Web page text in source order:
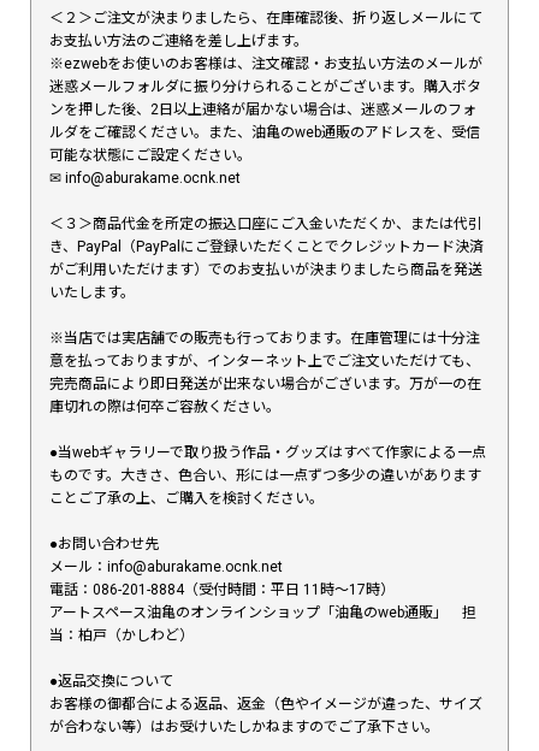
＜２＞ご注文が決まりましたら、在庫確認後、折り返しメールにて
お支払い方法のご連絡を差し上げます。
※ezwebをお使いのお客様は、注文確認・お支払い方法のメールが
迷惑メールフォルダに振り分けられることがございます。購入ボタ
ンを押した後、2日以上連絡が届かない場合は、迷惑メールのフォ
ルダをご確認ください。また、油亀のweb通販のアドレスを、受信
可能な状態にご設定ください。
✉︎ info@aburakame.ocnk.net
＜３＞商品代金を所定の振込口座にご入金いただくか、または代引
き、PayPal（PayPalにご登録いただくことでクレジットカード決済
がご利用いただけます）でのお支払いが決まりましたら商品を発送
いたします。
※当店では実店舗での販売も行っております。在庫管理には十分注
意を払っておりますが、インターネット上でご注文いただけても、
完売商品により即日発送が出来ない場合がございます。万が一の在
庫切れの際は何卒ご容赦ください。
●当webギャラリーで取り扱う作品・グッズはすべて作家による一点
ものです。大きさ、色合い、形には一点ずつ多少の違いがあります
ことご了承の上、ご購入を検討ください。
●お問い合わせ先
メール：info@aburakame.ocnk.net
電話：086-201-8884（受付時間：平日 11時〜17時）
アートスペース油亀のオンラインショップ「油亀のweb通販」 担
当：柏戸（かしわど）
●返品交換について
お客様の御都合による返品、返金（色やイメージが違った、サイズ
が合わない等）はお受けいたしかねますのでご了承下さい。